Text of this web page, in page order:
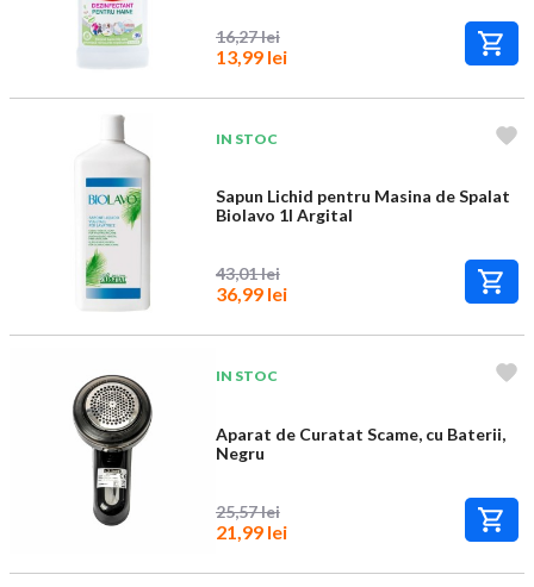
16,27 lei
13,99 lei
IN STOC
Sapun Lichid pentru Masina de Spalat
Biolavo 1l Argital
43,01 lei
36,99 lei
IN STOC
Aparat de Curatat Scame, cu Baterii,
Negru
25,57 lei
21,99 lei